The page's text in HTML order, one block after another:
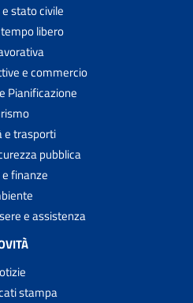
stato civile
libero
e commercio
Pianificazione
e trasporti
pubblica
finanze
e assistenza
stampa